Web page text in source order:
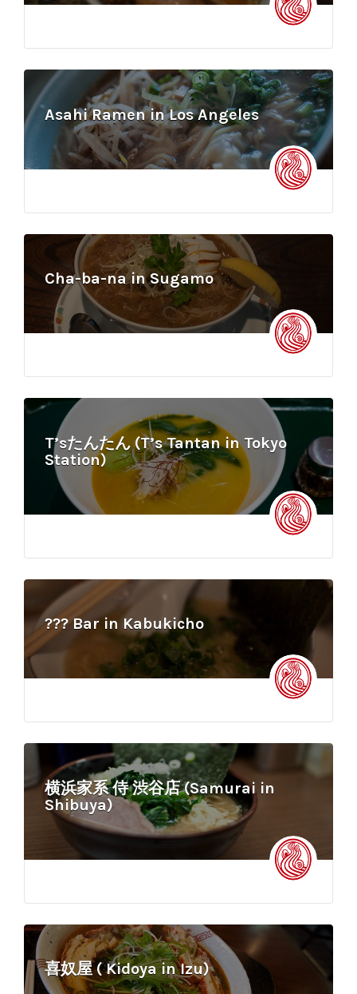
Asahi Ramen in Los Angeles
Cha-ba-na in Sugamo
T’sたんたん (T’s Tantan in Tokyo
Station)
??? Bar in Kabukicho
横浜家系 侍 渋谷店 (Samurai in
Shibuya)
喜奴屋 ( Kidoya in Izu)